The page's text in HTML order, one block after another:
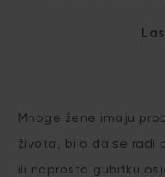
Mnoge žene imaju
života, bilo da se radi
ili naprosto gubitku